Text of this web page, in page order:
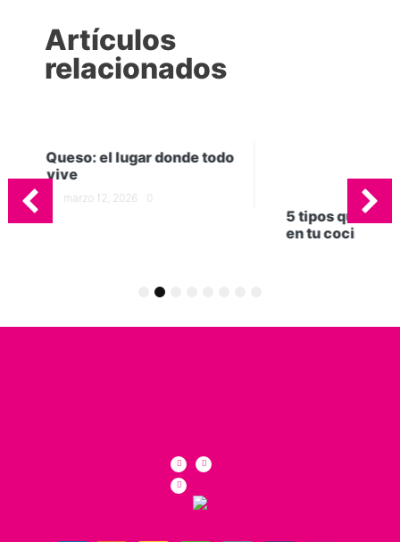
Artículos
relacionados
5 tipos quesos que no pueden faltar
5